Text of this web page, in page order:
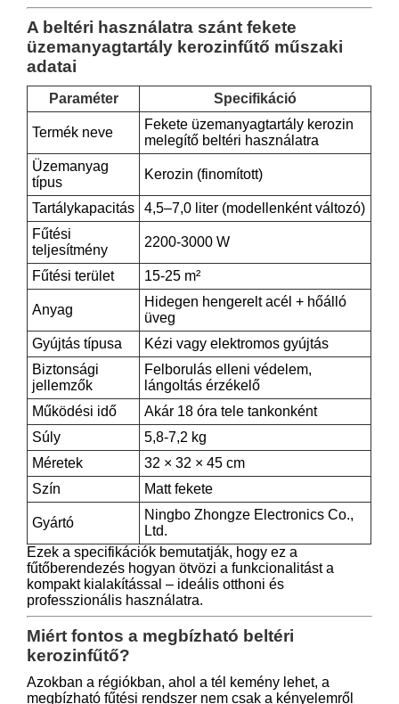
A beltéri használatra szánt fekete
üzemanyagtartály kerozinfűtő műszaki
adatai
Paraméter Specifikáció
Termék neve
Fekete üzemanyagtartály kerozin
melegítő beltéri használatra
Üzemanyag
típus
Kerozin (finomított)
Tartálykapacitás
4,5–7,0 liter (modellenként változó)
Fűtési
teljesítmény
2200-3000 W
Fűtési terület 15-25 m²
Anyag
Hidegen hengerelt acél + hőálló
üveg
Gyújtás típusa
Kézi vagy elektromos gyújtás
Biztonsági
jellemzők
Felborulás elleni védelem,
lángoltás érzékelő
Működési idő
Akár 18 óra tele tankonként
Súly
5,8-7,2 kg
Méretek
32 × 32 × 45 cm
Szín
Matt fekete
Gyártó
Ningbo Zhongze Electronics Co.,
Ltd.
Ezek a specifikációk bemutatják, hogy ez a
fűtőberendezés hogyan ötvözi a funkcionalitást a
kompakt kialakítással – ideális otthoni és
professzionális használatra.
Miért fontos a megbízható beltéri
kerozinfűtő?
Azokban a régiókban, ahol a tél kemény lehet, a
megbízható fűtési rendszer nem csak a kényelemről